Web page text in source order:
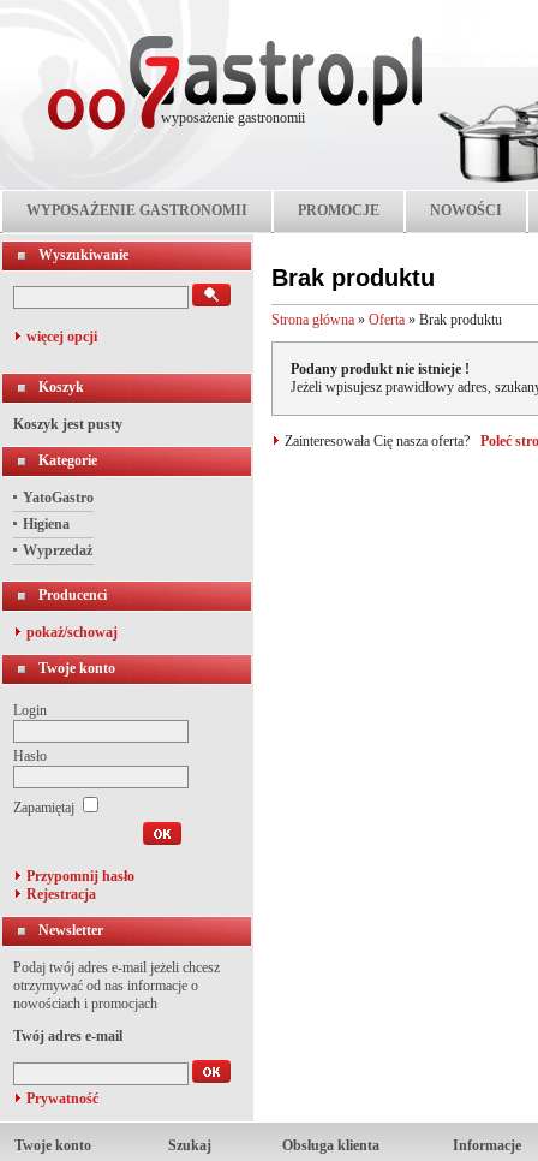
wyposażenie gastronomii
WYPOSAŻENIE GASTRONOMII PROMOCJE NOWOŚCI
Wyszukiwanie
więcej opcji
Koszyk
Koszyk jest pusty
Kategorie
YatoGastro
Higiena
Wyprzedaż
Producenci
pokaż/schowaj
Twoje konto
Login
Hasło
Zapamiętaj
Przypomnij hasło
Rejestracja
Newsletter
Podaj twój adres e-mail jeżeli chcesz
otrzymywać od nas informacje o
nowościach i promocjach
Twój adres e-mail
Prywatność
Brak produktu
Strona główna » Oferta » Brak produktu
Podany produkt nie istnieje !
Jeżeli wpisujesz prawidłowy adres,
Zainteresowała Cię nasza oferta? Poleć
Twoje konto
Szukaj
Obsługa klienta
Informacje